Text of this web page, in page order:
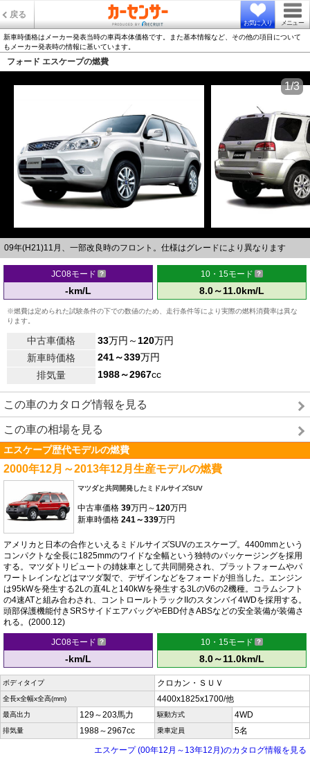
戻る
お気に入り メニュー
新車時価格はメーカー発表当時の車両本体価格です。また基本情報など、その他の項目について
もメーカー発表時の情報に基いています。
フォード エスケープの燃費
09年(H21)11月、一部改良時のフロント。仕様はグレードにより異なります
1/3
JC08モード
-km/L
10・15モード
8.0～11.0km/L
※燃費は定められた試験条件の下での数値のため、走行条件等により実際の燃料消費率は異な
ります。
中古車価格 33万円～120万円
新車時価格
241～339万円
排気量
1988～2967cc
この車のカタログ情報を見る
この車の相場を見る
エスケープ歴代モデルの燃費
2000年12月～2013年12月生産モデルの燃費
マツダと共同開発したミドルサイズSUV
中古車価格 39万円～120万円
新車時価格 241～339万円
アメリカと日本の合作といえるミドルサイズSUVのエスケープ。4400mmという
コンパクトな全長に1825mmのワイドな全幅という独特のパッケージングを採用
する。マツダトリビュートの姉妹車として共同開発され、プラットフォームやパ
ワートレインなどはマツダ製で、デザインなどをフォードが担当した。エンジン
は95kWを発生する2Lの直4Lと140kWを発生する3LのV6の2機種。コラムシフト
の4速ATと組み合わされ、コントロールトラックIIのスタンバイ4WDを採用する。
頭部保護機能付きSRSサイドエアバッグやEBD付きABSなどの安全装備が装備さ
れる。(2000.12)
JC08モード
-km/L
10・15モード
8.0～11.0km/L
ボディタイプ クロカン・ＳＵＶ
全長x全幅x全高(mm) 4400x1825x1700/他
最高出力 129～203馬力 駆動方式 4WD
排気量 1988～2967cc 乗車定員
5名
エスケープ (00年12月～13年12月)のカタログ情報を見る